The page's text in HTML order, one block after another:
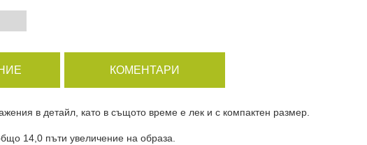
КОМЕНТАРИ
в детайл, като в същото време е лек и с компактен размер.
14,0 пъти увеличение на образа.